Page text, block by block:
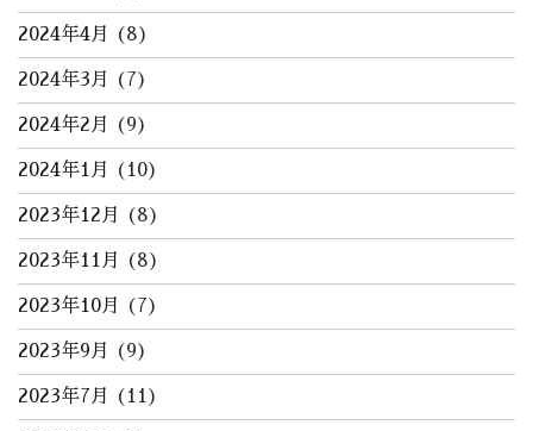
2024年4月 (8)
2024年3月 (7)
2024年2月 (9)
2024年1月 (10)
2023年12月 (8)
2023年11月 (8)
2023年10月 (7)
2023年9月 (9)
2023年7月 (11)